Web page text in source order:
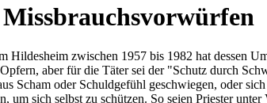
zwischen 1957 bis 1982 hat dessen
aber für die Täter sei der "Schutz durch
oder Schuldgefühl geschwiegen, oder
sich selbst zu schützen. So seien Priester